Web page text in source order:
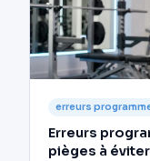
erreurs
Erreurs
pièges à éviter